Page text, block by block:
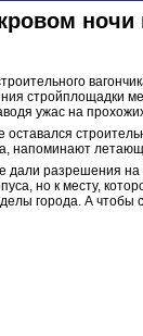
ночи
стройплощадки
ужас на
оставался
напоминают
дали разрешения на
но к месту,
города. А чтобы